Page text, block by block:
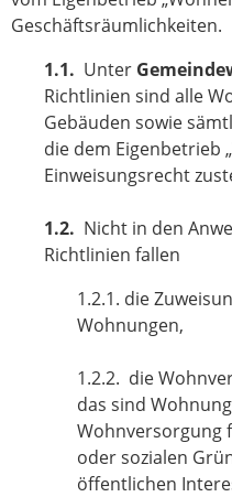
Geschäftsräumlichkeiten.
1.1. Unter
Richtlinien sind alle
Gebäuden sowie
die dem Eigenbetrieb
Einweisungsrecht
1.2. Nicht in den
Richtlinien fallen
1.2.1. die
Wohnungen,
1.2.2. die
das sind
Wohnversorgung
oder sozialen
öffentlichen